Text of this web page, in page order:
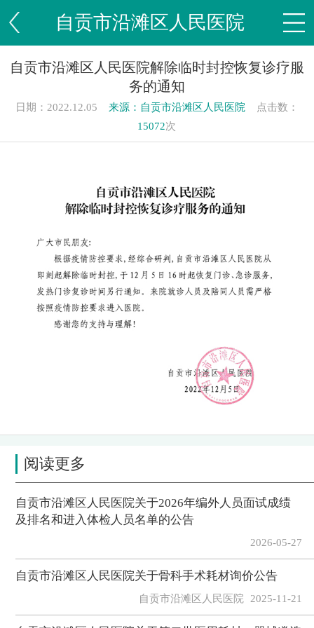
自贡市沿滩区人民医院
自贡市沿滩区人民医院解除临时封控恢复诊疗服
务的通知
日期：2022.12.05 来源： 自贡市沿滩区人民医院
点击数：
15072次
阅读更多
自贡市沿滩区人民医院关于2026年编外人员面试成绩
及排名和进入体检人员名单的公告
2026-05-27
自贡市沿滩区人民医院关于骨科手术耗材询价公告
自贡市沿滩区人民医院 2025-11-21